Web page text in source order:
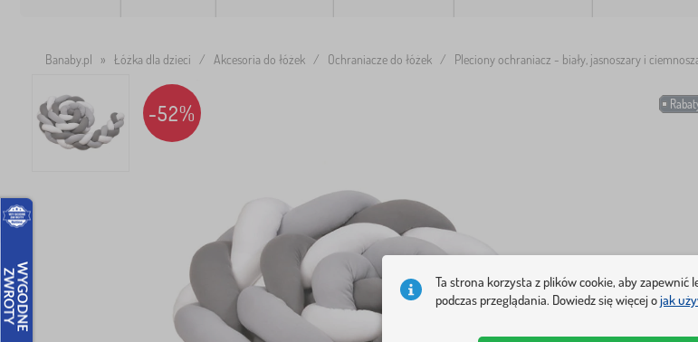
Banaby.pl » Łóżka dla dzieci / Akcesoria do łóżek / Ochraniacze do łóżek / Pleciony ochraniacz - biały, jasnoszary i
-52%
Ta strona korzysta z plików cookie, aby zapewnić
podczas przeglądania. Dowiedz się więcej ojak